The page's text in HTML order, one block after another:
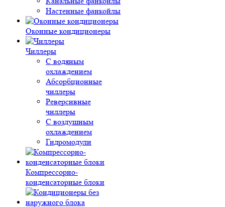
Настенные фанкойлы
Оконные кондиционеры
Чиллеры
С водяным
охлаждением
Абсорбционные
чиллеры
Реверсивные
чиллеры
С воздушным
охлаждением
Гидромодули
Компрессорно-
конденсаторные блоки